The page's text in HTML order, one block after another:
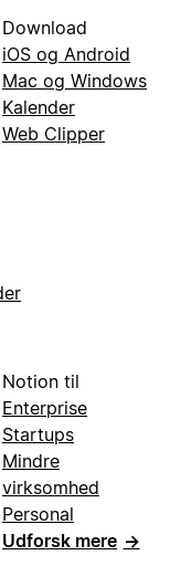
Download
iOS og Android
Mac og Windows
Kalender
Web Clipper
Notion til
Enterprise
Startups
Mindre
virksomhed
Personal
Udforsk mere →